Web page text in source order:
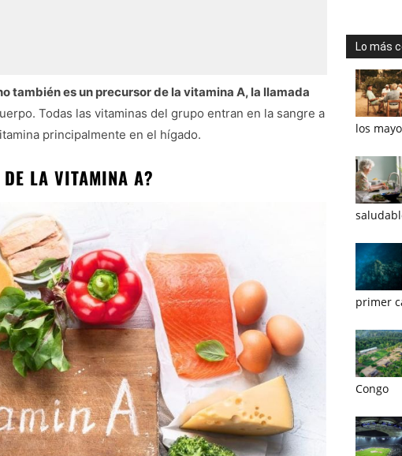
también es un precursor de la vitamina A, la llamada
Todas las vitaminas del grupo entran en la sangre a
principalmente en el hígado.
LA VITAMINA A?
Lo más
los
primer
Congo